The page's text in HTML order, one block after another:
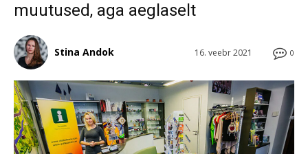
muutused, aga aeglaselt
0
16. veebr 2021
Stina Andok